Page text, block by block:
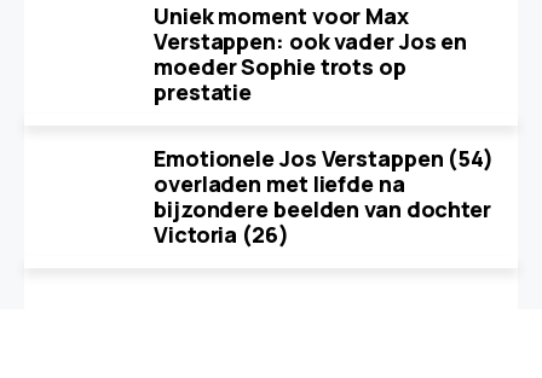
Uniek moment voor Max
Verstappen: ook vader Jos en
moeder Sophie trots op
prestatie
Emotionele Jos Verstappen (54)
overladen met liefde na
bijzondere beelden van dochter
Victoria (26)